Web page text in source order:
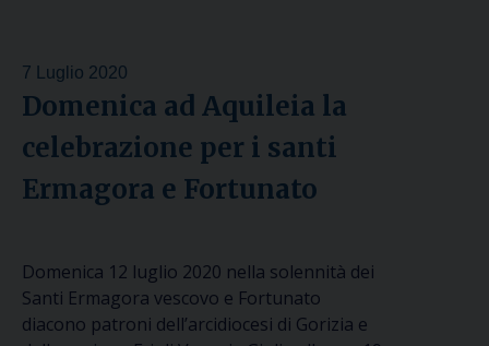
7 Luglio 2020
Domenica ad Aquileia la
celebrazione per i santi
Ermagora e Fortunato
Domenica 12 luglio 2020 nella solennità dei
Santi Ermagora vescovo e Fortunato
diacono patroni dell’arcidiocesi di Gorizia e